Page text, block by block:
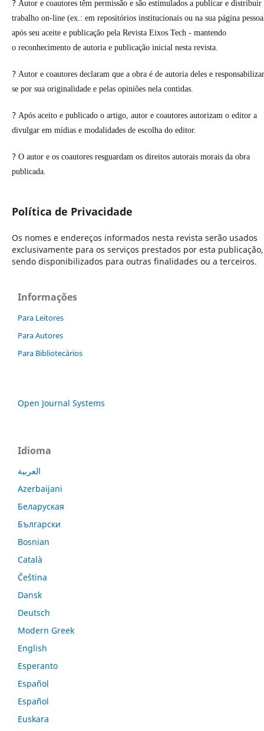
? Autor e coautores têm permissão e são estimulados a publicar e distribuir
trabalho on-line (ex.: em repositórios institucionais ou na sua página
após seu aceite e publicação pela Revista Eixos Tech - mantendo
o reconhecimento de autoria e publicação inicial nesta revista.
? Autor e coautores declaram que a obra é de autoria deles e
se por sua originalidade e pelas opiniões nela contidas.
? Após aceito e publicado o artigo, autor e coautores autorizam o editor a
divulgar em mídias e modalidades de escolha do editor.
? O autor e os coautores resguardam os direitos autorais morais da obra
publicada.
Política de Privacidade
Os nomes e endereços informados nesta revista serão usados
exclusivamente para os serviços prestados por esta
sendo disponibilizados para outras finalidades ou a terceiros.
Informações
Para Leitores
Para Autores
Para Bibliotecários
Open Journal Systems
Idioma
العربية
Azerbaijani
Беларуская
Български
Bosnian
Català
Čeština
Dansk
Deutsch
Modern Greek
English
Esperanto
Español
Español
Euskara